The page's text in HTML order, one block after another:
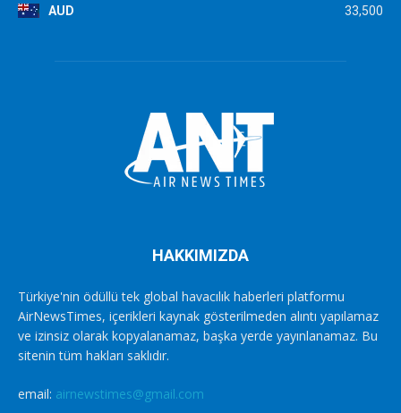
AUD 33,500
HAKKIMIZDA
Türkiye'nin ödüllü tek global havacılık haberleri platformu
AirNewsTimes, içerikleri kaynak gösterilmeden alıntı yapılamaz
ve izinsiz olarak kopyalanamaz, başka yerde yayınlanamaz. Bu
sitenin tüm hakları saklıdır.
email: airnewstimes@gmail.com